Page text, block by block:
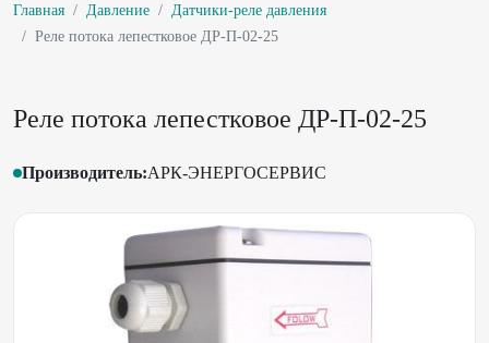
Главная Давление
Датчики-реле давления
Реле потока лепестковое ДР-П-02-25
Реле потока лепестковое ДР-П-02-25
Производитель:АРК-ЭНЕРГОСЕРВИС